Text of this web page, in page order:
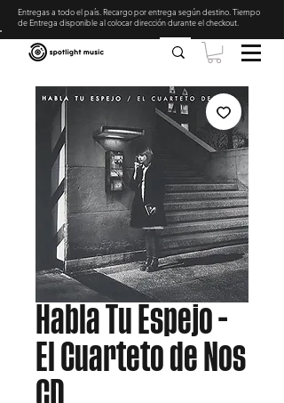
Entregas a todo el país. Recargo por entrega según destino. Tiempo
de Entrega disponible al colocar dirección durante el checkout
Habla Tu Espejo -
El Cuarteto de Nos
CD